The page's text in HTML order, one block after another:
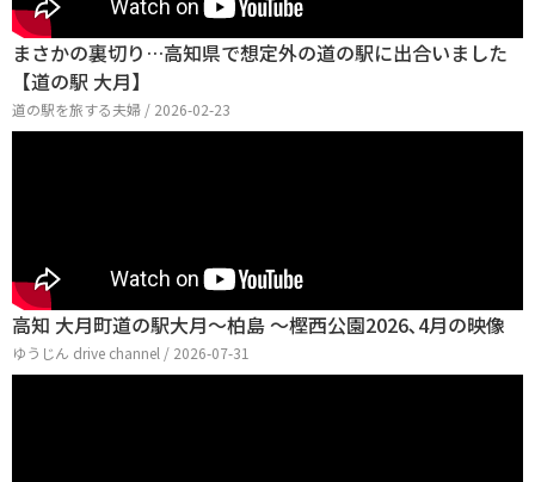
まさかの裏切り…高知県で想定外の道の駅に出合いました
【道の駅 大月】
道の駅を旅する夫婦 / 2026-02-23
高知 大月町道の駅大月～柏島 ～樫西公園2026､4月の映像
ゆうじん drive channel / 2026-07-31